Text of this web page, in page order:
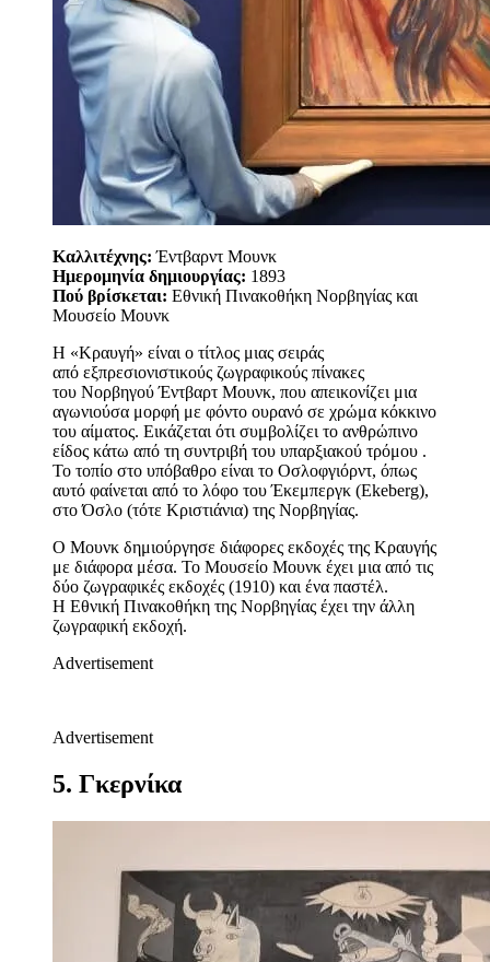
Καλλιτέχνης: Έντβαρντ Μουνκ
Ημερομηνία δημιουργίας: 1893
Πού βρίσκεται: Εθνική Πινακοθήκη Νορβηγίας και
Μουσείο Μουνκ
Η «Κραυγή» είναι ο τίτλος μιας σειράς
από εξπρεσιονιστικούς ζωγραφικούς πίνακες
του Νορβηγού Έντβαρτ Μουνκ, που απεικονίζει μια
αγωνιούσα μορφή με φόντο ουρανό σε χρώμα κόκκινο
του αίματος. Εικάζεται ότι συμβολίζει το ανθρώπινο
είδος κάτω από τη συντριβή του υπαρξιακού τρόμου .
Το τοπίο στο υπόβαθρο είναι το Οσλοφγιόρντ, όπως
αυτό φαίνεται από το λόφο του Έκεμπεργκ (Ekeberg),
στο Όσλο (τότε Κριστιάνια) της Νορβηγίας.
Ο Μουνκ δημιούργησε διάφορες εκδοχές της Κραυγής
με διάφορα μέσα. Το Μουσείο Μουνκ έχει μια από τις
δύο ζωγραφικές εκδοχές (1910) και ένα παστέλ.
Η Εθνική Πινακοθήκη της Νορβηγίας έχει την άλλη
ζωγραφική εκδοχή.
Advertisement
Advertisement
5. Γκερνίκα